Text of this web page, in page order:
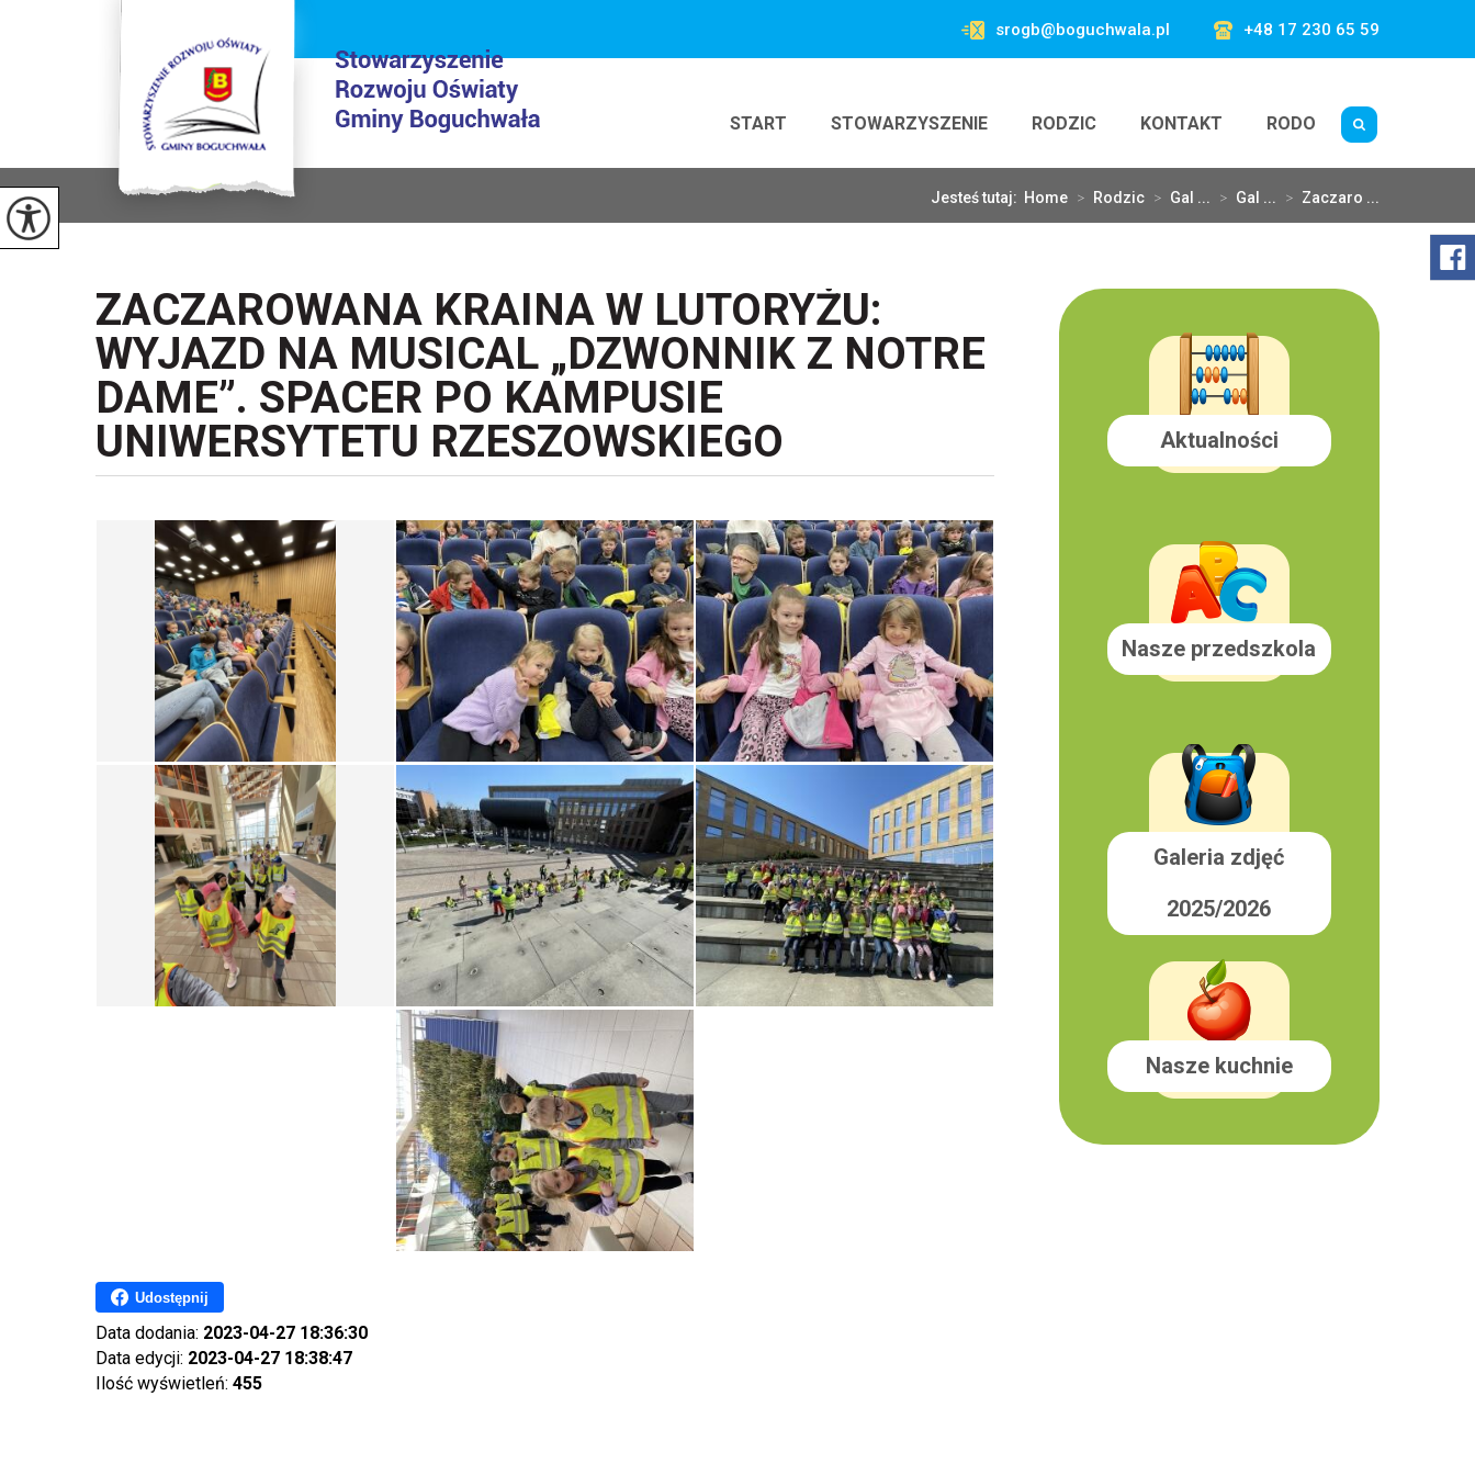
srogb@boguchwala.pl +48 17 230 65 59
START STOWARZYSZENIE RODZIC KONTAKT RODO
Jesteś tutaj: Home > Rodzic > Gal ... > Gal ... > Zaczaro ...
ZACZAROWANA KRAINA W LUTORYŻU:
WYJAZD NA MUSICAL „DZWONNIK Z NOTRE
DAME”. SPACER PO KAMPUSIE
UNIWERSYTETU RZESZOWSKIEGO
Udostępnij
Data dodania: 2023-04-27 18:36:30
Data edycji: 2023-04-27 18:38:47
Ilość wyświetleń: 455
Aktualności
Nasze przedszkola
Galeria zdjęć
2025/2026
Nasze kuchnie